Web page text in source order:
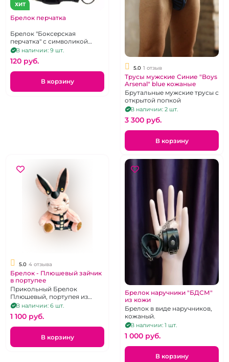
ХИТ
Брелок перчатка
Брелок "Боксерская
перчатка" с символикой
России
В наличии: 9 шт.
120 pуб.
В корзину
5.0 1 отзыв
Трусы мужские Синие "Boys
Arsenal" blue кожаные
Брутальные мужские трусы с
открытой попкой
В наличии: 2 шт.
3 300 pуб.
В корзину
5.0 4 отзыва
Брелок - Плюшевый зайчик
в портупее
Прикольный Брелок
Плюшевый, портупея из
натуральной кожи, высота 18
см, с карабином и кольцом
В наличии: 6 шт.
1 100 pуб.
В корзину
Брелок наручники "БДСМ"
из кожи
Брелок в виде наручников,
кожаный.
В наличии: 1 шт.
1 000 pуб.
В корзину